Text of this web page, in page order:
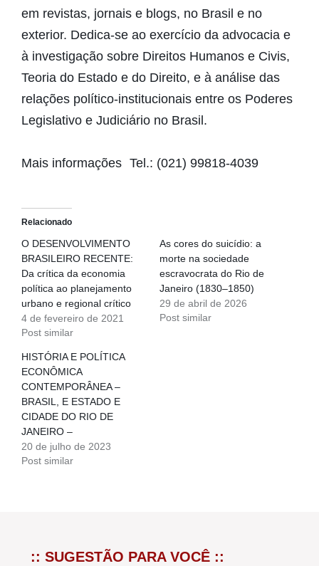
em revistas, jornais e blogs, no Brasil e no
exterior. Dedica-se ao exercício da advocacia e
à investigação sobre Direitos Humanos e Civis,
Teoria do Estado e do Direito, e à análise das
relações político-institucionais entre os Poderes
Legislativo e Judiciário no Brasil.
Mais informações Tel.: (021) 99818-4039
Relacionado
O DESENVOLVIMENTO
BRASILEIRO RECENTE:
Da crítica da economia
política ao planejamento
urbano e regional crítico
4 de fevereiro de 2021
Post similar
As cores do suicídio: a
morte na sociedade
escravocrata do Rio de
Janeiro (1830–1850)
29 de abril de 2026
Post similar
HISTÓRIA E POLÍTICA
ECONÔMICA
CONTEMPORÂNEA –
BRASIL, E ESTADO E
CIDADE DO RIO DE
JANEIRO –
20 de julho de 2023
Post similar
:: SUGESTÃO PARA VOCÊ ::